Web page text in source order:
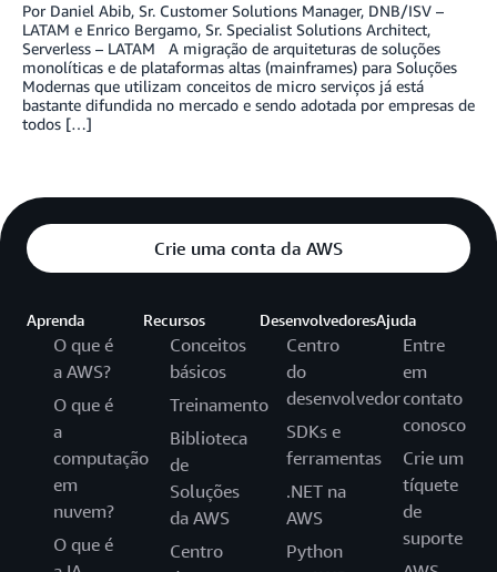
Por Daniel Abib, Sr. Customer Solutions Manager, DNB/ISV –
LATAM e Enrico Bergamo, Sr. Specialist Solutions Architect,
Serverless – LATAM A migração de arquiteturas de soluções
monolíticas e de plataformas altas (mainframes) para Soluções
Modernas que utilizam conceitos de micro serviços já está
bastante difundida no mercado e sendo adotada por empresas de
todos […]
Crie uma conta da AWS
Aprenda
O que é
a AWS?
O que é
a
computação
em
nuvem?
O que é
Recursos
Conceitos
básicos
Treinamento
Biblioteca
de
Soluções
da AWS
Centro
Desenvolvedores
Centro
do
desenvolvedor
SDKs e
ferramentas
.NET na
AWS
Python
Ajuda
Entre
em
contato
conosco
Crie um
tíquete
de
suporte